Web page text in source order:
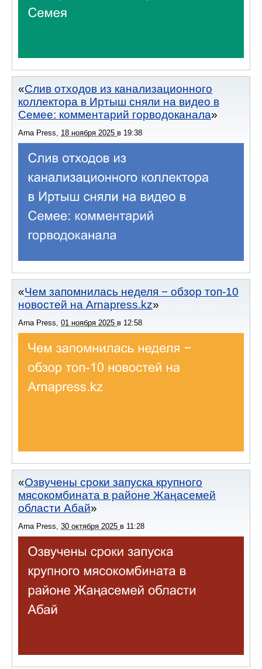
Слив отходов из канализационного
коллектора в Иртыш сняли на видео в
Семее: комментарий горводоканала
Arna Press 18 ноября 2025 в 19:38
Чем запомнилась неделя − обзор топ-10
новостей на Arnapress.kz
Arna Press, 01 ноября 2025 в 12:58
Озвучены сроки запуска крупного
мясокомбината в районе Жаңасемей
области Абай
Arna Press, 30 октября 2025 в 11:28